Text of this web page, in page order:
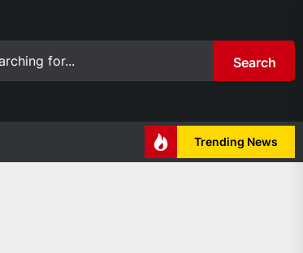
Search
Trending News